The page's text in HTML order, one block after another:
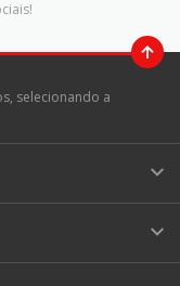
selecionando a